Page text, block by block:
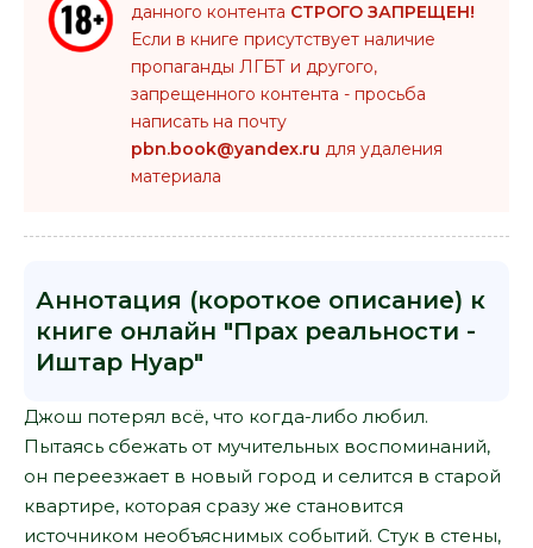
данного контента СТРОГО ЗАПРЕЩЕН!
Если в книге присутствует наличие
пропаганды ЛГБТ и другого,
запрещенного контента - просьба
написать на почту
pbn.book@yandex.ru для удаления
материала
Аннотация (короткое описание) к
книге онлайн "Прах реальности -
Иштар Нуар"
Джош потерял всё, что когда-либо любил.
Пытаясь сбежать от мучительных воспоминаний,
он переезжает в новый город и селится в старой
квартире, которая сразу же становится
источником необъяснимых событий. Стук в стены,